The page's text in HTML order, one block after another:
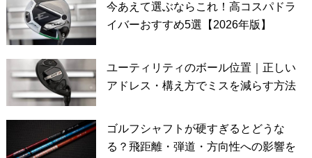
今あえて選ぶならこれ！高コスパドラ
イバーおすすめ5選【2026年版】
ユーティリティのボール位置｜正しい
アドレス・構え方でミスを減らす方法
ゴルフシャフトが硬すぎるとどうな
る？飛距離・弾道・方向性への影響を